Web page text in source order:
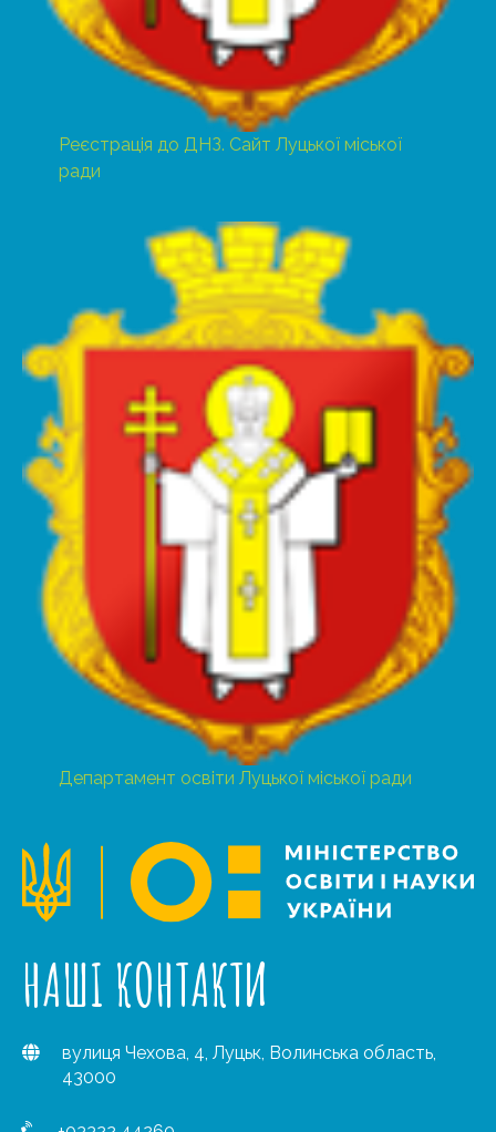
Реєстрація до ДНЗ. Сайт Луцької міської
ради
Департамент освіти Луцької міської ради
НАШІ КОНТАКТИ
вулиця Чехова, 4, Луцьк, Волинська область,
43000